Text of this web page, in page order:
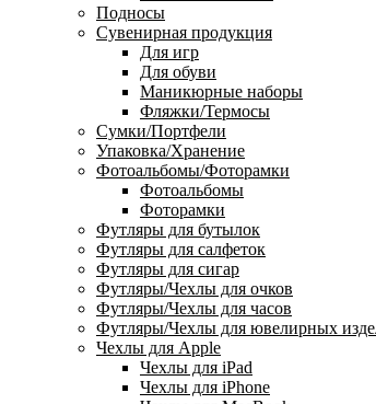
Подносы
Сувенирная продукция
Для игр
Для обуви
Маникюрные наборы
Фляжки/Термосы
Сумки/Портфели
Упаковка/Хранение
Фотоальбомы/Фоторамки
Фотоальбомы
Фоторамки
Футляры для бутылок
Футляры для салфеток
Футляры для сигар
Футляры/Чехлы для очков
Футляры/Чехлы для часов
Футляры/Чехлы для ювелирных
Чехлы для Apple
Чехлы для iPad
Чехлы для iPhone